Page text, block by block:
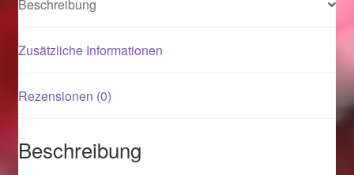
Logout
Beschreibung
Zusätzliche Informationen
Rezensionen (0)
Beschreibung